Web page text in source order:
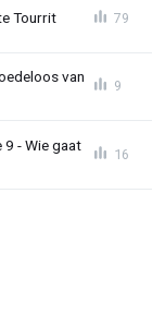
Tourrit 79
van
9
9 - Wie gaat
16